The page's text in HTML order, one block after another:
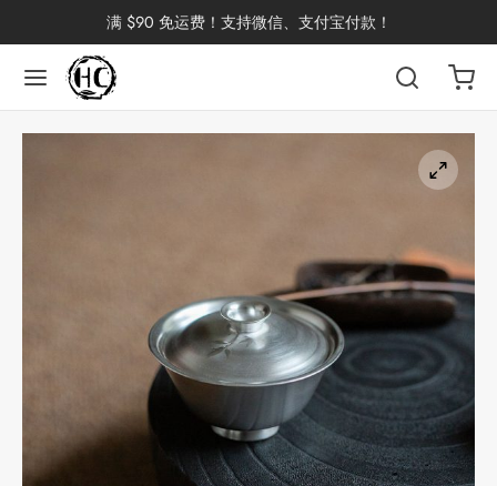
满 $90 免运费！支持微信、支付宝付款！
返回
返回
返回
返回
返回
返回
返回
返回
具
返回